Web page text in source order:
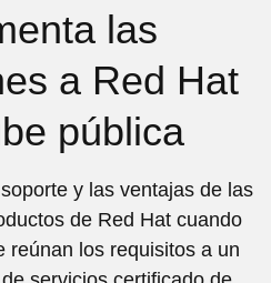
las
a Red Hat
pública
y las ventajas de las
de Red Hat cuando
reúnan los requisitos a un